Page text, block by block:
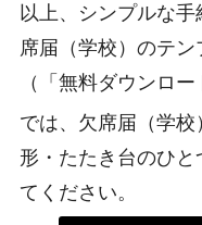
以上、シンプルな
席届（学校）のテ
（「無料ダウンロ
では、欠席届（学
形・たたき台のひ
てください。